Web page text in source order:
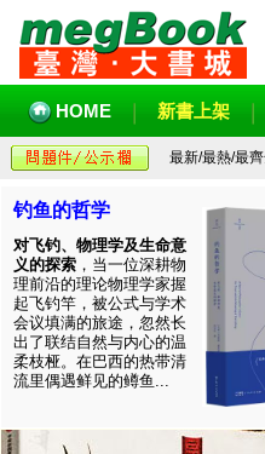
HOME 新書上架
最新/最熱/最
钓鱼的哲学
对飞钓、物理学及生命意
义的探索 ，当一位深耕物
理前沿的理论物理学家握
起飞钓竿，被公式与学术
会议填满的旅途，忽然长
出了联结自然与内心的温
柔枝桠。在巴西的热带清
流里偶遇鲜见的鳟鱼...